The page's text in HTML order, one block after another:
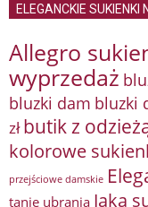
ELEGANCKIE SUKIENKI
Allegro
wyprzedaż
bluzki dam bluzki
zł butik z
kolorowe
przejściowe damskie
tanie ubrania Jaka